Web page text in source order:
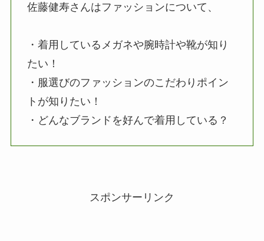
佐藤健寿さんはファッションについて、
・着用しているメガネや腕時計や靴が知り
たい！
・服選びのファッションのこだわりポイン
トが知りたい！
・どんなブランドを好んで着用している？
スポンサーリンク